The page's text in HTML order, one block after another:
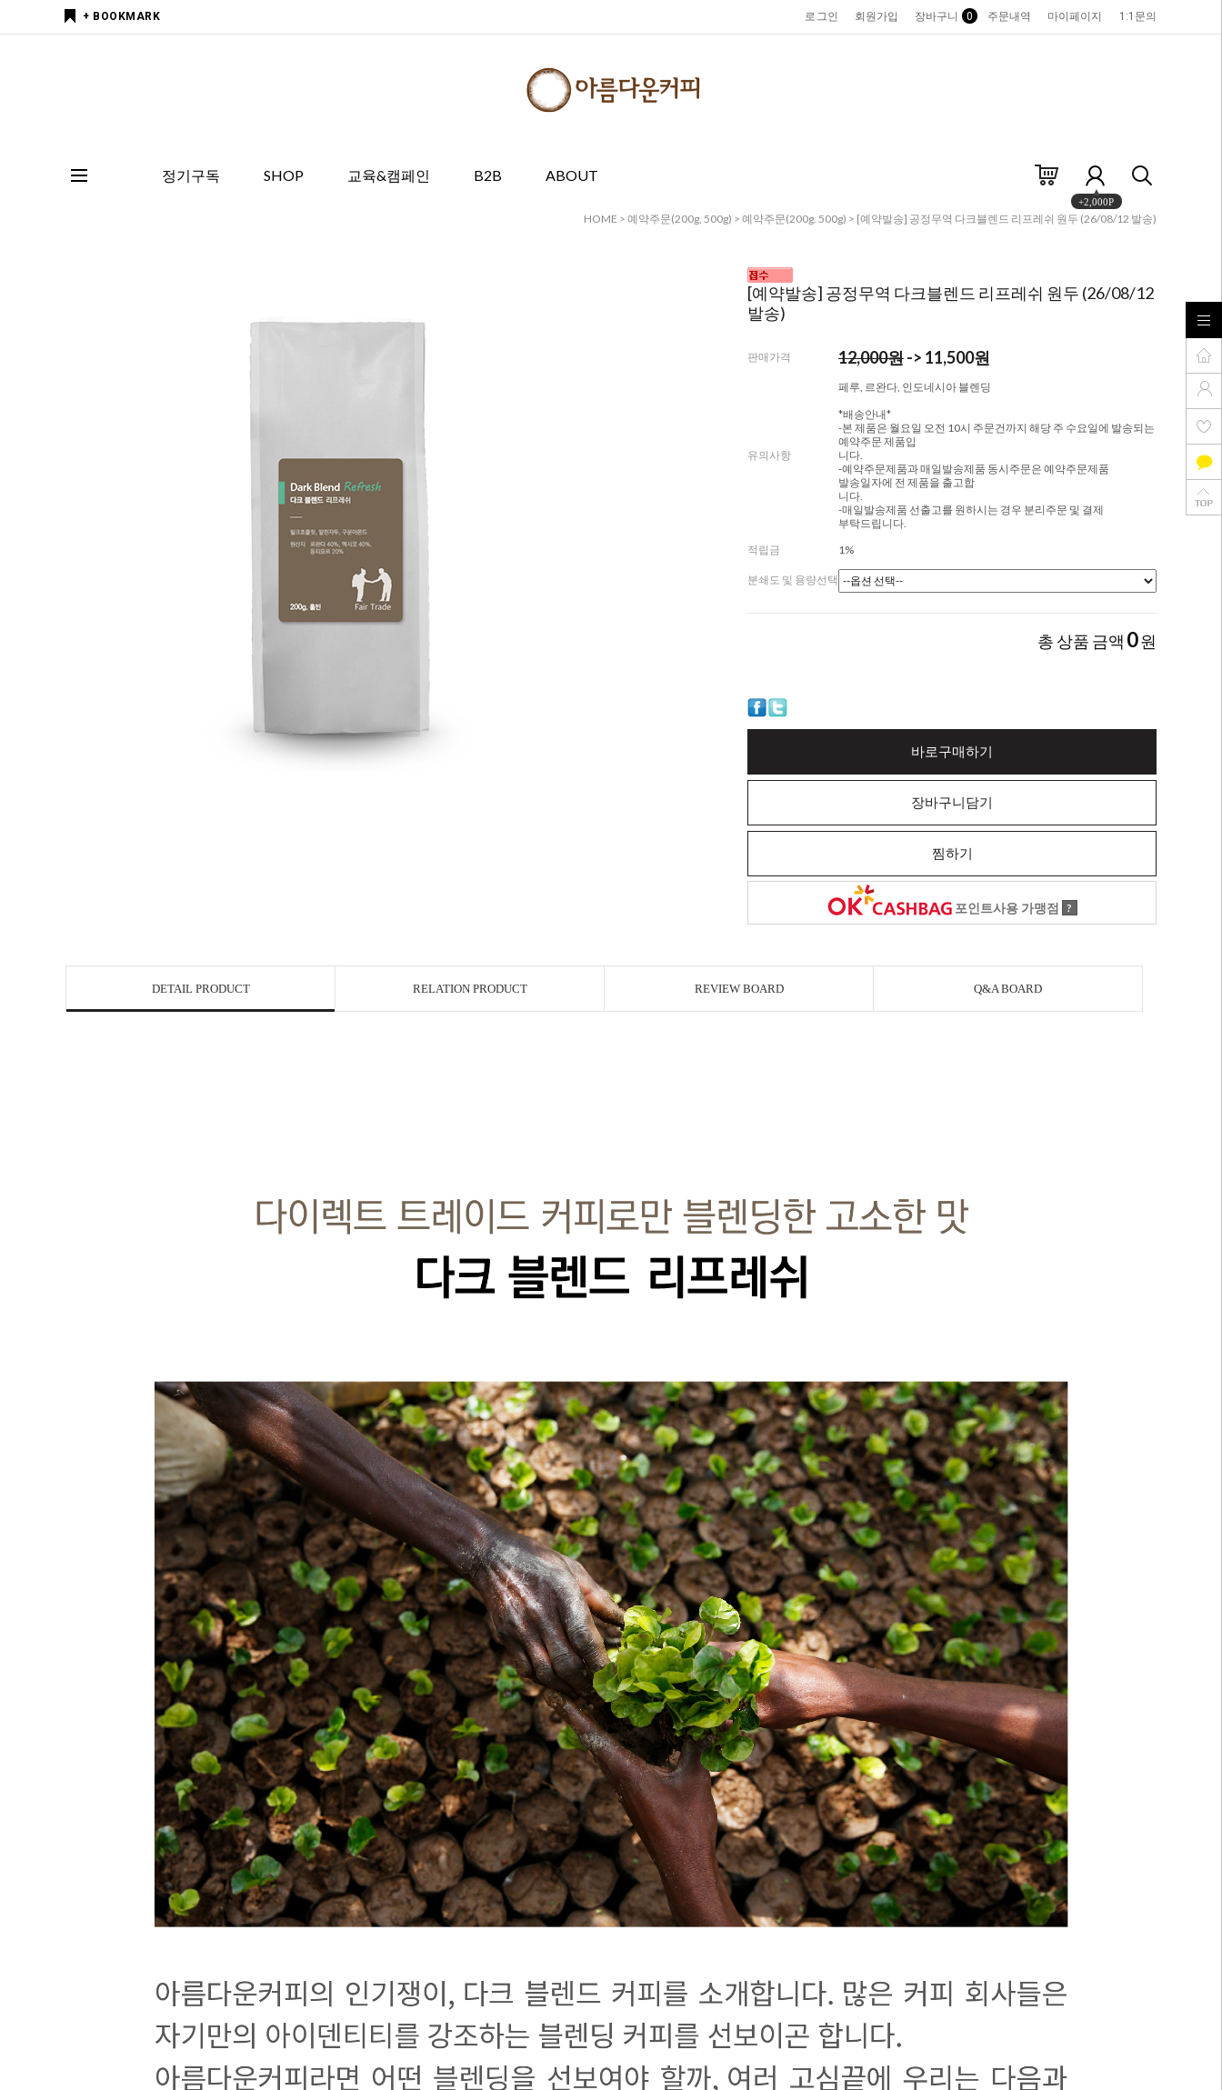
+ BOOKMARK 로그인 회원가입 장바구니 0 주문내역 마이페이지 1:1문의
정기구독 SHOP 교육&캠페인 B2B ABOUT
+2,000P
HOME > 예약주문(200g, 500g) > 예약주문(200g. 500g) > [예약발송] 공정무역 다크블렌드 리프레쉬 원두 (26/08/12 발송)
[예약발송] 공정무역 다크블렌드 리프레쉬 원두 (26/08/12
발송)
판매가격 12,000원-> 11,500원
유의사항
페루, 르완다, 인도네시아 블렌딩
*배송안내*
-본 제품은 월요일 오전 10시 주문건까지 해당 주 수요일에 발송되는
예약주문 제품입
니다.
-예약주문제품과 매일발송제품 동시주문은 예약주문제품
발송일자에 전 제품을 출고합
니다.
-매일발송제품 선출고를 원하시는 경우 분리주문 및 결제
부탁드립니다.
적립금
1%
분쇄도 및 용량선택
총 상품 금액 0원
바로구매하기
장바구니담기
찜하기
포인트사용 가맹점 ?
DETAIL PRODUCT RELATION PRODUCT REVIEW BOARD Q&A BOARD